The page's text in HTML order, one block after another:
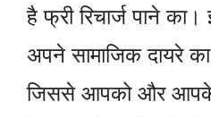
है फ्री रिचार्ज पाने
अपने सामाजिक दायरे
जिससे आपको और आपके